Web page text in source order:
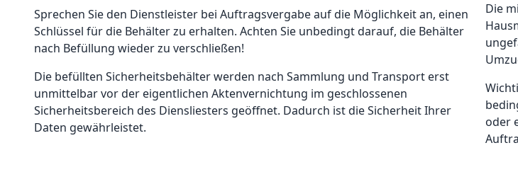
Sprechen Sie den Dienstleister bei Auftragsvergabe auf die Möglichkeit an, einen
Schlüssel für die Behälter zu erhalten. Achten Sie unbedingt darauf, die Behälter
nach Befüllung wieder zu verschließen!
Die befüllten Sicherheitsbehälter werden nach Sammlung und Transport erst
unmittelbar vor der eigentlichen Aktenvernichtung im geschlossenen
Sicherheitsbereich des Diensliesters geöffnet. Dadurch ist die Sicherheit Ihrer
Daten gewährleistet.
Die
oder